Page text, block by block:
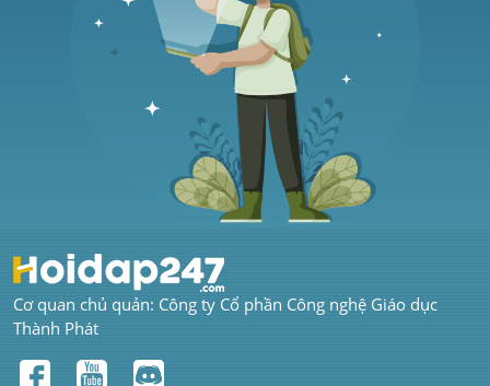
Cơ quan chủ quản: Công ty Cổ phần Công nghệ Giáo dục
Thành Phát